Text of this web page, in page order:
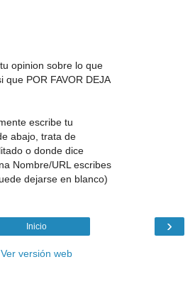
opinion sobre lo que
POR FAVOR DEJA
escribe tu
abajo, trata de
o donde dice
Nombre/URL escribes
dejarse en blanco)
›
Inicio
Ver versión web